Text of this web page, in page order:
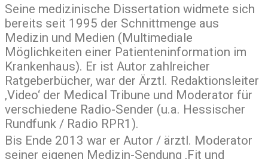
Seine medizinische Dissertation widmete sich
bereits seit 1995 der Schnittmenge aus
Medizin und Medien (Multimediale
Möglichkeiten einer Patienteninformation im
Krankenhaus). Er ist Autor zahlreicher
Ratgeberbücher, war der Ärztl. Redaktionsleiter
‚Video‘ der Medical Tribune und Moderator für
verschiedene Radio-Sender (u.a. Hessischer
Rundfunk / Radio RPR1).
Bis Ende 2013 war er Autor / ärztl. Moderator
seiner eigenen Medizin-Sendung ‚Fit und